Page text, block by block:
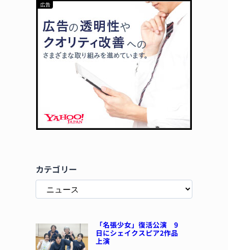
カテゴリー
「名張少女」復活公演 9
日にシェイクスピア2作品
上演